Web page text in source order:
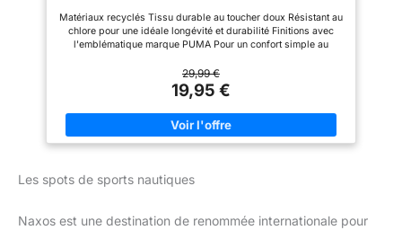
Matériaux recyclés Tissu durable au toucher doux Résistant au
chlore pour une idéale longévité et durabilité Finitions avec
l'emblématique marque PUMA Pour un confort simple au
29,99 €
19,95 €
Les spots de sports nautiques
Naxos est une destination de renommée internationale pour